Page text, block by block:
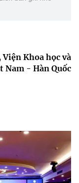
Khoa học và
Nam - Hàn Quốc